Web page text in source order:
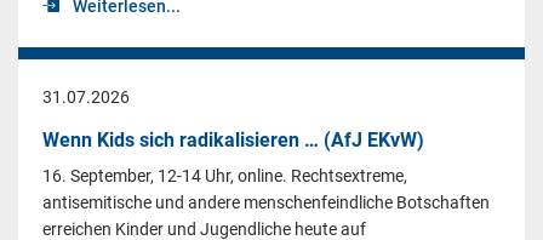
Weiterlesen...
31.07.2026
Wenn Kids sich radikalisieren … (AfJ EKvW)
16. September, 12-14 Uhr, online. Rechtsextreme,
antisemitische und andere menschenfeindliche Botschaften
erreichen Kinder und Jugendliche heute auf